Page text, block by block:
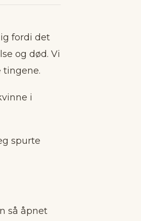
alt
fordi det
og død. Vi
tingene.
i
spurte
så åpnet